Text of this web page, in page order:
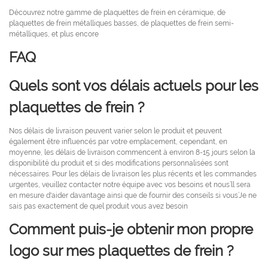
Découvrez notre gamme de plaquettes de frein en céramique, de
plaquettes de frein métalliques basses, de plaquettes de frein semi-
métalliques, et plus encore
FAQ
Quels sont vos délais actuels pour les
plaquettes de frein ?
Nos délais de livraison peuvent varier selon le produit et peuvent
également être influencés par votre emplacement, cependant, en
moyenne, les délais de livraison commencent à environ 8-15 jours selon la
disponibilité du produit et si des modifications personnalisées sont
nécessaires. Pour les délais de livraison les plus récents et les commandes
urgentes, veuillez contacter notre équipe avec vos besoins et nous’ll sera
en mesure d'aider davantage ainsi que de fournir des conseils si vous’Je ne
sais pas exactement de quel produit vous avez besoin
Comment puis-je obtenir mon propre
logo sur mes plaquettes de frein ?